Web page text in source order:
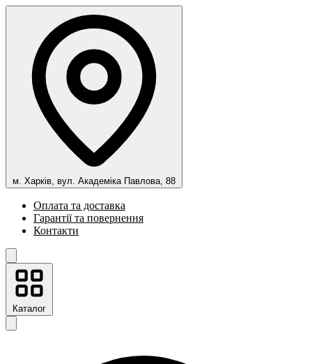
м. Харків, вул. Академіка Павлова, 88
Оплата та доставка
Гарантії та повернення
Контакти
Каталог